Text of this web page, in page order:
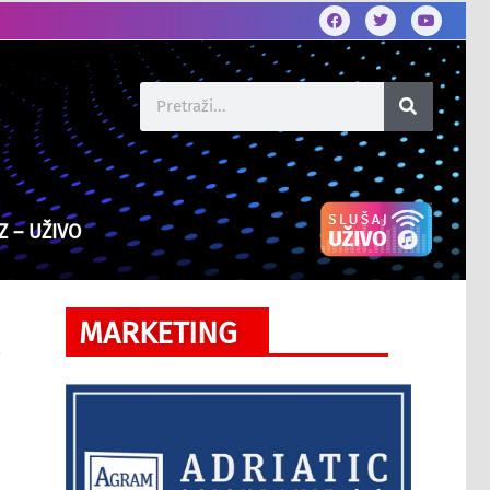
– UŽIVO
MARKETING